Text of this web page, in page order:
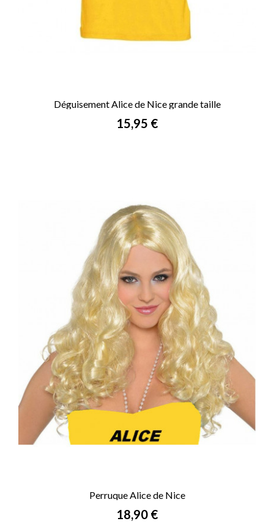
Déguisement Alice de Nice grande taille
Prix
15,95 €
Perruque Alice de Nice
Prix
18,90 €